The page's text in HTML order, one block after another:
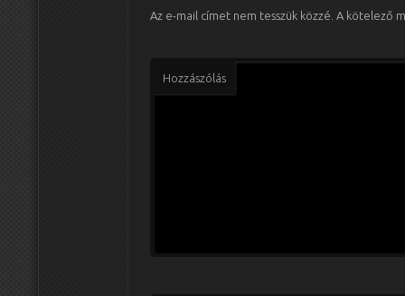
Az e-mail címet nem tesszük közzé. A kötelező
Hozzászólás